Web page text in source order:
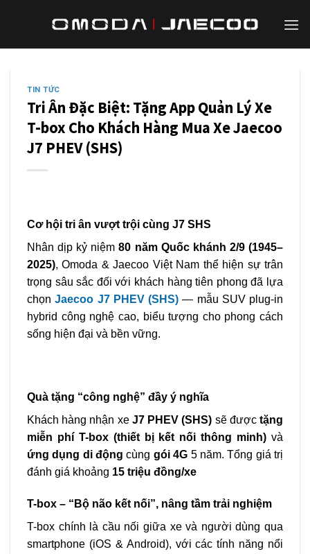
TIN TỨC
Tri Ân Đặc Biệt: Tặng App Quản Lý Xe
T-box Cho Khách Hàng Mua Xe Jaecoo
J7 PHEV (SHS)
Cơ hội tri ân vượt trội cùng J7 SHS
Nhân dịp kỷ niệm80 năm Quốc khánh 2/9 (1945–
2025), Omoda & Jaecoo Việt Nam thể hiện sự trân
trọng sâu sắc đối với khách hàng tiên phong đã lựa
chọnJaecoo J7 PHEV (SHS) — mẫu SUV plug-in
hybrid công nghệ cao, biểu tượng cho phong cách
sống hiện đại và bền vững.
Quà tặng “công nghệ” đầy ý nghĩa
Khách hàng nhận xe J7 PHEV (SHS) sẽ đượctặng
miễn phí T-box (thiết bị kết nối thông minh) và
ứng dụng di động cùng gói 4G 5 năm. Tổng giá trị
đánh giá khoảng 15 triệu đồng/xe
T-box – “Bộ não kết nối”, nâng tầm trải nghiệm
T-box chính là cầu nối giữa xe và người dùng qua
smartphone (iOS & Android), với các tính năng nổi